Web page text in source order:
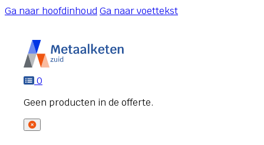
Ga naar hoofdinhoudGa naar voettekst
0